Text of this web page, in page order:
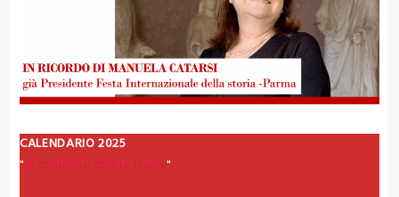
CALENDARIO 2025
"In cammino con la storia"